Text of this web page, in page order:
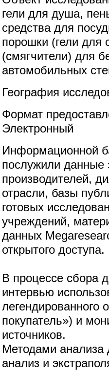
гели для душа,
средства для
порошки (гели для
(смягчители) для
автомобильных
География
Формат
Электронный
Информационной
послужили данные
производителей,
отрасли, базы
готовых
учреждений,
данных
открытого доступа.
В процессе сбора
интервью
легендированного
покупатель») и
источников.
Методами анализа
анализ и